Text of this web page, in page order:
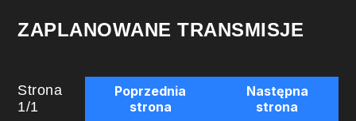
ZAPLANOWANE TRANSMISJE
Strona
1/1
Poprzednia
strona
Następna
strona